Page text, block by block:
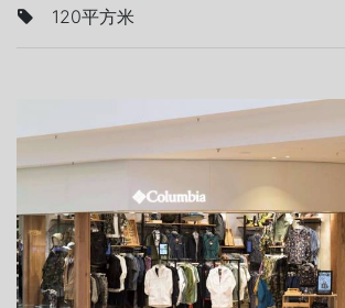
120平方米